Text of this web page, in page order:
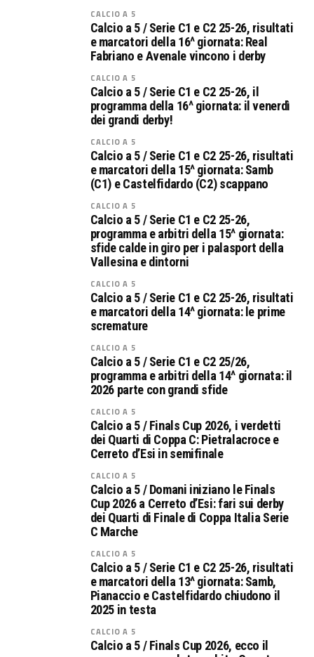
CALCIO A 5
Calcio a 5 / Serie C1 e C2 25-26, risultati
e marcatori della 16^ giornata: Real
Fabriano e Avenale vincono i derby
CALCIO A 5
Calcio a 5 / Serie C1 e C2 25-26, il
programma della 16^ giornata: il venerdì
dei grandi derby!
CALCIO A 5
Calcio a 5 / Serie C1 e C2 25-26, risultati
e marcatori della 15^ giornata: Samb
(C1) e Castelfidardo (C2) scappano
CALCIO A 5
Calcio a 5 / Serie C1 e C2 25-26,
programma e arbitri della 15^ giornata:
sfide calde in giro per i palasport della
Vallesina e dintorni
CALCIO A 5
Calcio a 5 / Serie C1 e C2 25-26, risultati
e marcatori della 14^ giornata: le prime
scremature
CALCIO A 5
Calcio a 5 / Serie C1 e C2 25/26,
programma e arbitri della 14^ giornata: il
2026 parte con grandi sfide
CALCIO A 5
Calcio a 5 / Finals Cup 2026, i verdetti
dei Quarti di Coppa C: Pietralacroce e
Cerreto d’Esi in semifinale
CALCIO A 5
Calcio a 5 / Domani iniziano le Finals
Cup 2026 a Cerreto d’Esi: fari sui derby
dei Quarti di Finale di Coppa Italia Serie
C Marche
CALCIO A 5
Calcio a 5 / Serie C1 e C2 25-26, risultati
e marcatori della 13^ giornata: Samb,
Pianaccio e Castelfidardo chiudono il
2025 in testa
CALCIO A 5
Calcio a 5 / Finals Cup 2026, ecco il